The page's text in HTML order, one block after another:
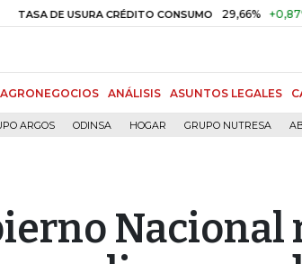
DE USURA CRÉDITO CONSUMO 29,66% +0,87%
AGRONEGOCIOS ANÁLISIS ASUNTOS LEGALES
ARGOS ODINSA HOGAR GRUPO NUTRESA
Nacional